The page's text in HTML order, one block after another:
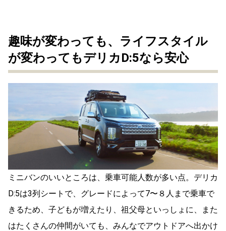
趣味が変わっても、ライフスタイル
が変わってもデリカD:5なら安心
ミニバンのいいところは、乗車可能人数が多い点。デリカ
D:5は3列シートで、グレードによって7〜８人まで乗車で
きるため、子どもが増えたり、祖父母といっしょに、また
はたくさんの仲間がいても、みんなでアウトドアへ出かけ